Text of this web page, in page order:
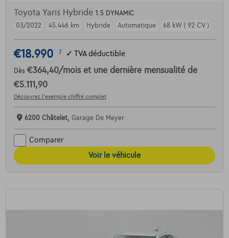
Toyota Yaris Hybride 1.5 DYNAMIC
03/2022
45.446 km Hybride Automatique 68 kW ( 92 CV )
€18.990 1 ✓ TVA déductible
Dès €364,40/mois et une dernière mensualité de
€5.111,90
Découvrez l’exemple chiffré complet
6200 Châtelet, Garage De Meyer
Comparer
Voir le véhicule